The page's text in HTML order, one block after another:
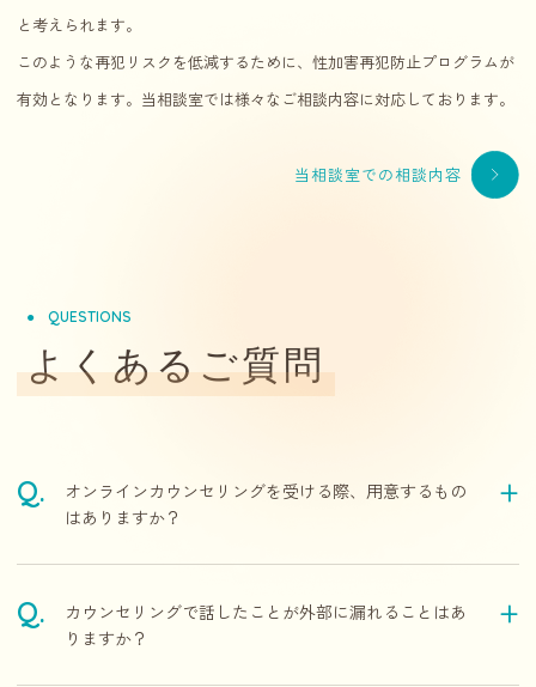
と考えられます。
このような再犯リスクを低減するために、性加害再犯防止プログラムが
有効となります。当相談室では様々なご相談内容に対応しております。
当相談室での相談内容
QUESTIONS
よくあるご質問
オンラインカウンセリングを受ける際、用意するもの
はありますか？
カウンセリングで話したことが外部に漏れることはあ
りますか？